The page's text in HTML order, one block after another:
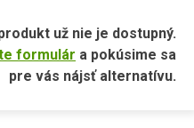
už nie je dostupný.
formulár a pokúsime sa
pre vás nájsť alternatívu.